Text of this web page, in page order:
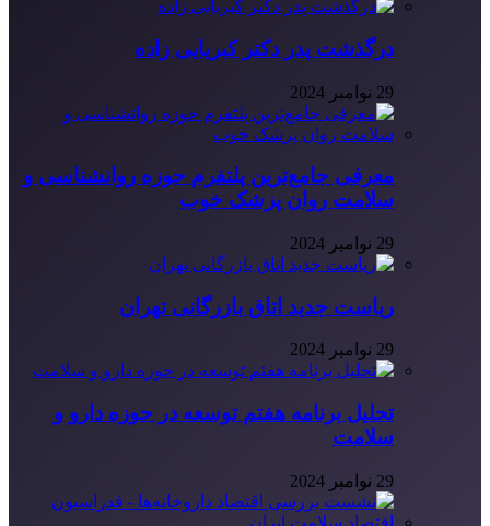
درگذشت پدر دکتر کبریایی زاده
29 نوامبر 2024
معرفی جامع‌ترین پلتفرم حوزه روانشناسی و
سلامت روان پزشک خوب
29 نوامبر 2024
ریاست جدید اتاق بازرگانی تهران
29 نوامبر 2024
تحلیل برنامه هفتم توسعه در حوزه دارو و
سلامت
29 نوامبر 2024